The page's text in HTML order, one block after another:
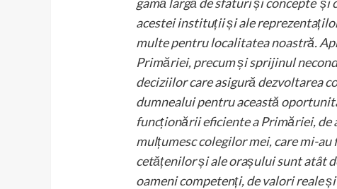
acestei instituții și ale
multe pentru localitatea noastră.
Primăriei, precum și sprijinul
deciziilor care asigură dezvoltarea
dumnealui pentru această
funcționării eficiente a Primăriei,
mulțumesc colegilor mei, care mi-
cetățenilor și ale orașului sunt atât
oameni competenți, de valori reale